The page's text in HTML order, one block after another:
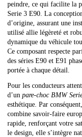
peindre, ce qui facilite la
Serie 3 E90. La
d’origine, assurant une
utilisé allie légèreté et
dynamique du véhicule
Ce composant respecte
des séries E90 et E91
portée à chaque détail.
Pour les conducteurs
d’un pare-choc BMW
esthétique. Par
combine savoir-faire
rapide, renforçant votre
le design, elle s’intègre